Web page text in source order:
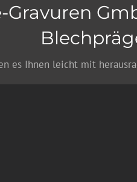
Gravuren
es Ihnen leicht mit